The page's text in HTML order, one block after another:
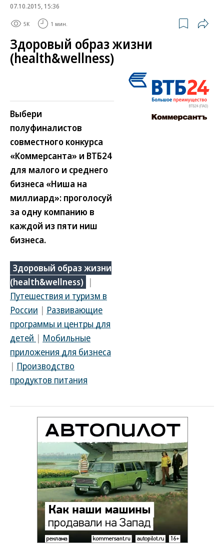
07.10.2015, 15:36
5K 1 мин.
Здоровый образ жизни
(health&wellness)
Выбери
полуфиналистов
совместного конкурса
«Коммерсанта» и ВТБ24
для малого и среднего
бизнеса «Ниша на
миллиард»: проголосуй
за одну компанию в
каждой из пяти ниш
бизнеса.
Здоровый образ жизни
(health&wellness) |
Путешествия и туризм в
России | Развивающие
программы и центры для
детей | Мобильные
приложения для бизнеса
| Производство
продуктов питания